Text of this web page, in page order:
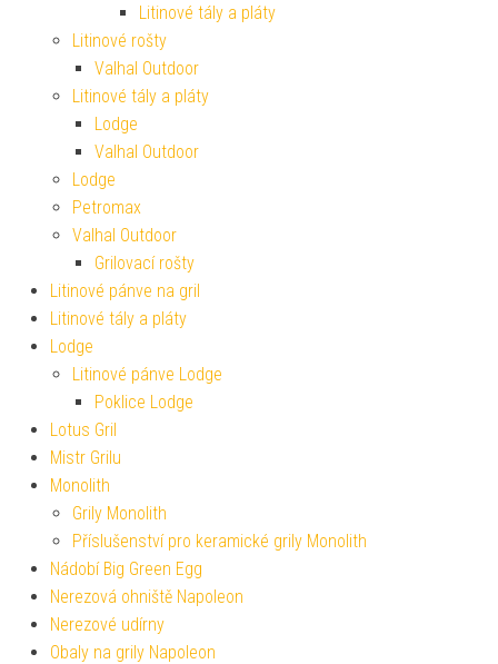
Litinové tály a pláty
Litinové rošty
Valhal Outdoor
Litinové tály a pláty
Lodge
Valhal Outdoor
Lodge
Petromax
Valhal Outdoor
Grilovací rošty
Litinové pánve na gril
Litinové tály a pláty
Lodge
Litinové pánve Lodge
Poklice Lodge
Lotus Gril
Mistr Grilu
Monolith
Grily Monolith
Příslušenství pro keramické grily Monolith
Nádobí Big Green Egg
Nerezová ohniště Napoleon
Nerezové udírny
Obaly na grily Napoleon